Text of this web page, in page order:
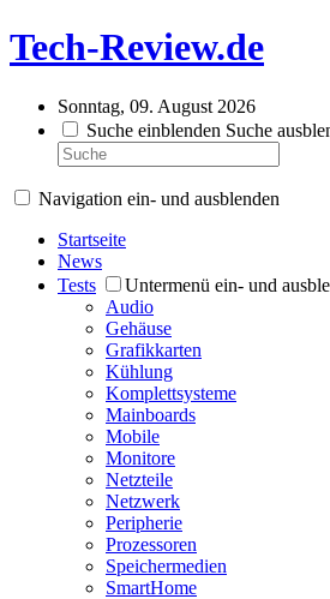
Tech-Review.de
Sonntag, 09. August 2026
Suche einblenden Suche
Navigation ein- und ausblenden
Startseite
News
Tests
Untermenü ein- und
Audio
Gehäuse
Grafikkarten
Kühlung
Komplettsysteme
Mainboards
Mobile
Monitore
Netzteile
Netzwerk
Peripherie
Prozessoren
Speichermedien
SmartHome